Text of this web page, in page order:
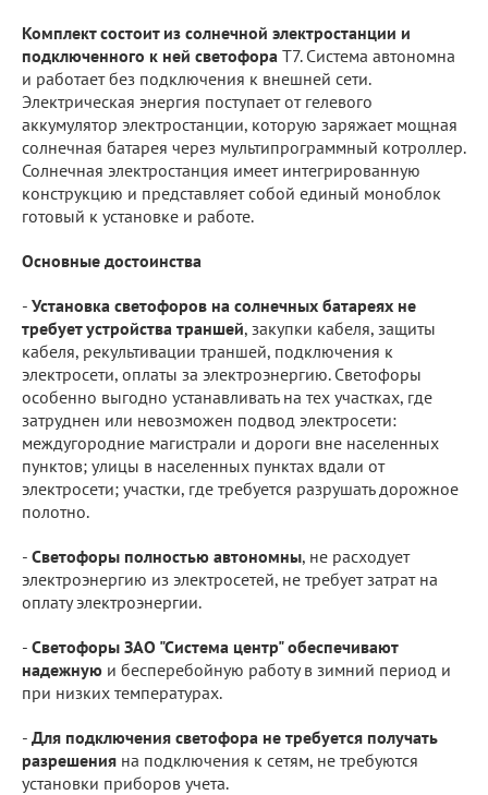
Комплект состоит из солнечной электростанции и
подключенного к ней светофора Т7. Система автономна
и работает без подключения к внешней сети.
Электрическая энергия поступает от гелевого
аккумулятор электростанции, которую заряжает мощная
солнечная батарея через мультипрограммный котроллер.
Солнечная электростанция имеет интегрированную
конструкцию и представляет собой единый моноблок
готовый к установке и работе.
Основные достоинства
- Установка светофоров на солнечных батареях не
требует устройства траншей, закупки кабеля, защиты
кабеля, рекультивации траншей, подключения к
электросети, оплаты за электроэнергию. Светофоры
особенно выгодно устанавливать на тех участках, где
затруднен или невозможен подвод электросети:
междугородние магистрали и дороги вне населенных
пунктов; улицы в населенных пунктах вдали от
электросети; участки, где требуется разрушать дорожное
полотно.
- Светофоры полностью автономны, не расходует
электроэнергию из электросетей, не требует затрат на
оплату электроэнергии.
- Светофоры ЗАО "Система центр" обеспечивают
надежную и бесперебойную работу в зимний период и
при низких температурах.
- Для подключения светофора не требуется получать
разрешения на подключения к сетям, не требуются
установки приборов учета.